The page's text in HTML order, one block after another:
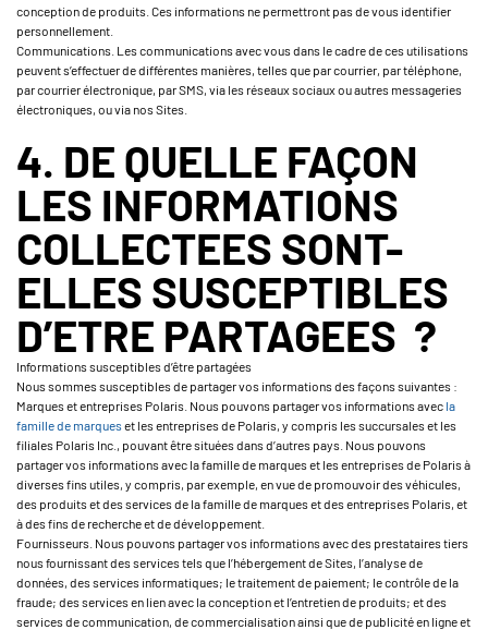
conception de produits. Ces informations ne permettront pas de vous identifier
personnellement.
Communications. Les communications avec vous dans le cadre de ces utilisations
peuvent s’effectuer de différentes manières, telles que par courrier, par téléphone,
par courrier électronique, par SMS, via les réseaux sociaux ou autres messageries
électroniques, ou via nos Sites.
4. DE QUELLE FAÇON
LES INFORMATIONS
COLLECTEES SONT-
ELLES SUSCEPTIBLES
D’ETRE PARTAGEES ?
Informations susceptibles d’être partagées
Nous sommes susceptibles de partager vos informations des façons suivantes :
Marques et entreprises Polaris. Nous pouvons partager vos informations avec la
famille de marqueset les entreprises de Polaris, y compris les succursales et les
filiales Polaris Inc., pouvant être situées dans d’autres pays. Nous pouvons
partager vos informations avec la famille de marques et les entreprises de Polaris à
diverses fins utiles, y compris, par exemple, en vue de promouvoir des véhicules,
des produits et des services de la famille de marques et des entreprises Polaris, et
à des fins de recherche et de développement.
Fournisseurs. Nous pouvons partager vos informations avec des prestataires tiers
nous fournissant des services tels que l’hébergement de Sites, l’analyse de
données, des services informatiques; le traitement de paiement; le contrôle de la
fraude; des services en lien avec la conception et l’entretien de produits; et des
services de communication, de commercialisation ainsi que de publicité en ligne et